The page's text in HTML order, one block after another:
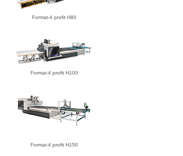
Format-4 profit H80
Format-4 profit H100
Format-4 profit H150